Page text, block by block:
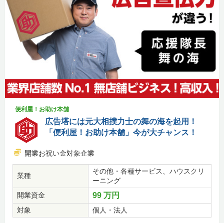
便利屋！お助け本舗
広告塔には元大相撲力士の舞の海を起用！
「便利屋！お助け本舗」今が大チャンス！
開業お祝い金対象企業
業種
その他・各種サービス、ハウスクリ
ーニング
開業資金
99 万円
対象 個人・法人